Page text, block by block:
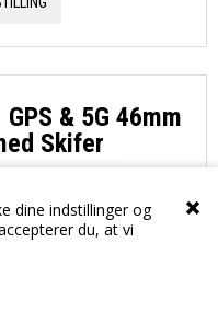
dine indstillinger og
du, at vi
& 5G 46mm
Skifer